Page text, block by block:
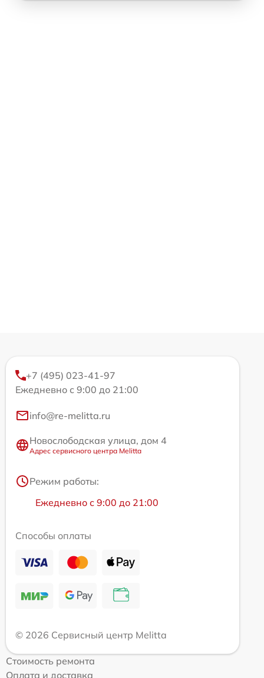
+7 (495) 023-41-97
Ежедневно с 9:00 до 21:00
info@re-melitta.ru
Новослободская улица, дом 4
Адрес сервисного центра Melitta
Режим работы:
Ежедневно с 9:00 до 21:00
Способы оплаты
© 2026 Сервисный центр Melitta
Стоимость ремонта
Оплата и доставка